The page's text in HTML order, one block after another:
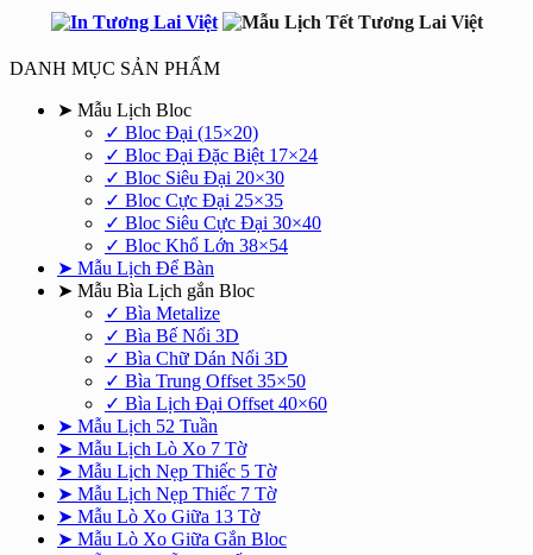
là:
450.000₫.
tại
350.000₫.
DANH MỤC SẢN PHẨM
➤ Mẫu Lịch Bloc
✓ Bloc Đại (15×20)
✓ Bloc Đại Đặc Biệt 17×24
✓ Bloc Siêu Đại 20×30
✓ Bloc Cực Đại 25×35
✓ Bloc Siêu Cực Đại 30×40
✓ Bloc Khổ Lớn 38×54
➤ Mẫu Lịch Để Bàn
➤ Mẫu Bìa Lịch gắn Bloc
✓ Bìa Metalize
✓ Bìa Bế Nổi 3D
✓ Bìa Chữ Dán Nổi 3D
✓ Bìa Trung Offset 35×50
✓ Bìa Lịch Đại Offset 40×60
➤ Mẫu Lịch 52 Tuần
➤ Mẫu Lịch Lò Xo 7 Tờ
➤ Mẫu Lịch Nẹp Thiếc 5 Tờ
➤ Mẫu Lịch Nẹp Thiếc 7 Tờ
➤ Mẫu Lò Xo Giữa 13 Tờ
➤ Mẫu Lò Xo Giữa Gắn Bloc